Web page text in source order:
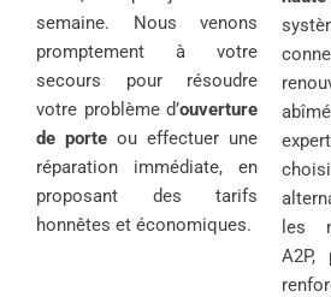
semaine. Nous venons
promptement à votre
secours pour résoudre
votre problème d’ouverture
de porte ou effectuer une
réparation immédiate, en
proposant des tarifs
honnêtes et économiques.
les
A2P,